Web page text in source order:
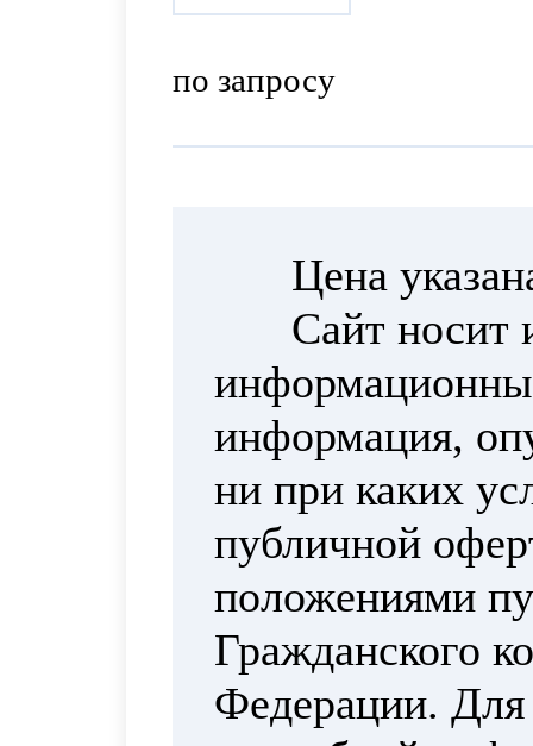
по запросу
Цена
Сайт носит
информация,
ни при каких
публичной
положениями
Гражданского
Федерации. Для